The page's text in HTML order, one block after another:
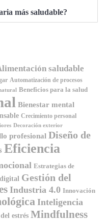
más saludable?
saludable
Automatización de procesos
Beneficios para la salud
Bienestar mental
Crecimiento personal
Decoración exterior
profesional Diseño de
Eficiencia
Estrategias de
Gestión del
Industria 4.0 Innovación
Inteligencia
estrés Mindfulness